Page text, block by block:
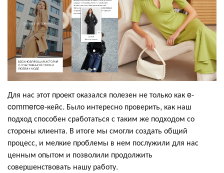
Для нас этот проект оказался полезен не только как e-
commerce-кейс. Было интересно проверить, как наш
подход способен сработаться с таким же подходом со
стороны клиента. В итоге мы смогли создать общий
процесс, и мелкие проблемы в нем послужили для нас
ценным опытом и позволили продолжить
совершенствовать нашу работу.